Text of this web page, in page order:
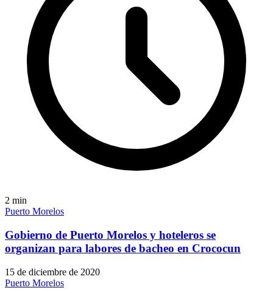
2 min
Puerto Morelos
Gobierno de Puerto Morelos y hoteleros se
organizan para labores de bacheo en Crococun
15 de diciembre de 2020
Puerto Morelos